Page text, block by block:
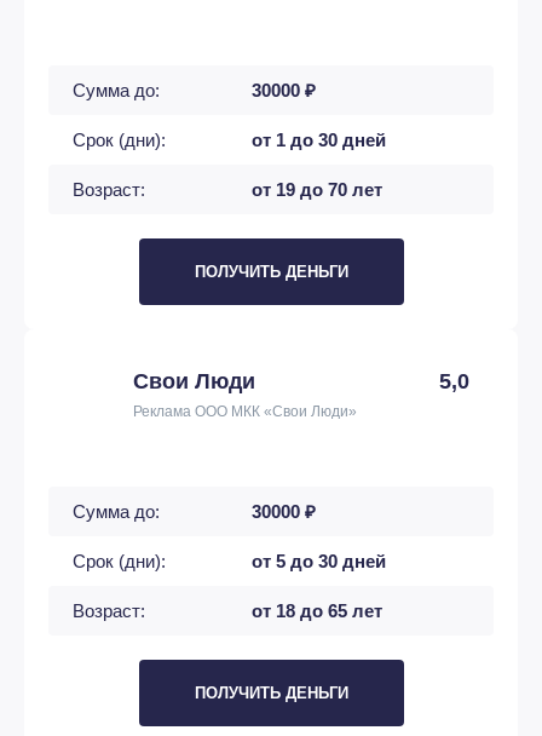
Сумма до: 30000 ₽
Срок (дни): от 1 до 30 дней
Возраст: от 19 до 70 лет
ПОЛУЧИТЬ ДЕНЬГИ
Свои Люди 5,0
Реклама ООО МКК «Свои Люди»
Сумма до: 30000 ₽
Срок (дни): от 5 до 30 дней
Возраст: от 18 до 65 лет
ПОЛУЧИТЬ ДЕНЬГИ